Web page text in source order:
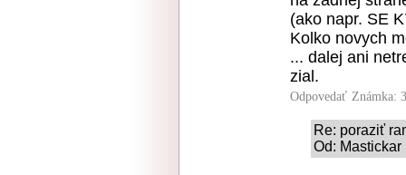
(ako napr. SE
Kolko novych
... dalej ani
zial.
Odpovedať Známka:
Re: poraziť
Od: